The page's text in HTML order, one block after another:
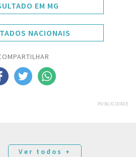
EM MG
NACIONAIS
PUBLICIDADE
Ver todos +